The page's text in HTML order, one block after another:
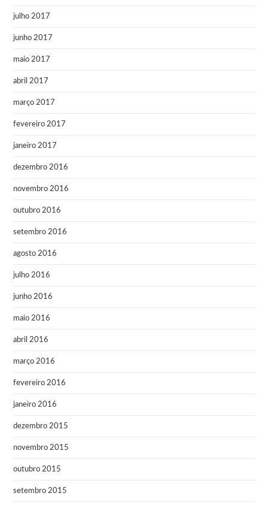
julho 2017
junho 2017
maio 2017
abril 2017
março 2017
fevereiro 2017
janeiro 2017
dezembro 2016
novembro 2016
outubro 2016
setembro 2016
agosto 2016
julho 2016
junho 2016
maio 2016
abril 2016
março 2016
fevereiro 2016
janeiro 2016
dezembro 2015
novembro 2015
outubro 2015
setembro 2015